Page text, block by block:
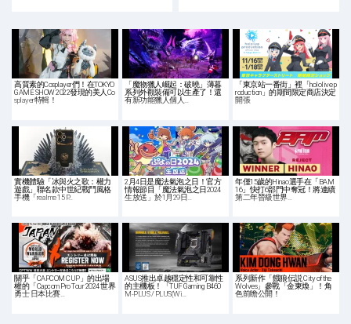
高質素的Cosplayer們！在TOKYO
GAME SHOW 2022發現的美人Co
splayer特輯！
「魔物獵人崛起：破曉」薄暮
系列外觀裝備可以生產了！還
有新功能獵人個人…
「東京站一番街」裡「hololive p
roduction」的期間限定商店決定
開張
實機體驗「冰與火之歌：權力
遊戲」聯名款中世紀戰鬥風格
手機「realme 15 P…
2月4日是魔法氣泡之日！官方
情報節目「魔法氣泡之日2024
生放送」於1月29日…
年僅15歲的Hinao選手在「BAM
16」快打6部門中奪冠！將連續
第二年晉級世界…
關乎「CAPCOM CUP」的出場
權的「Capcom Pro Tour 2024 世界
勇士 日本比賽…
ASUS推出卓越穩定性和可靠性
的主機板！「TUF Gaming B460
M-PLUS / PLUS(Wi…
系列新作「餓狼伝説 City of the
Wolves」參戰「金東煥」！角
色前瞻公開！